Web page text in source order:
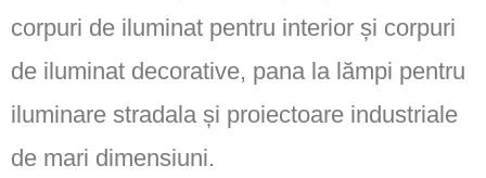
corpuri de iluminat pentru interior și corpuri
de iluminat decorative, pana la lămpi pentru
iluminare stradala și proiectoare industriale
de mari dimensiuni.